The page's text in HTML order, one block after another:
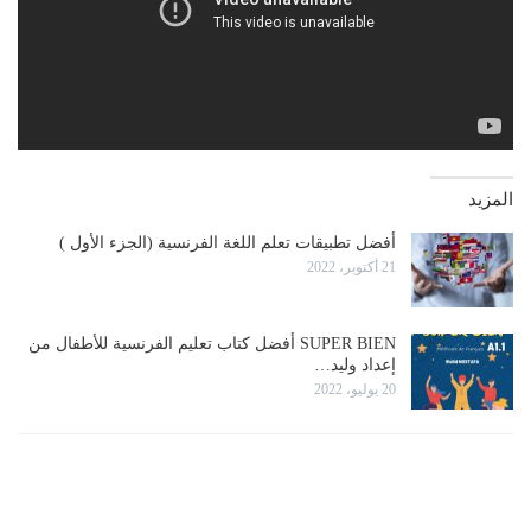
المزيد
أفضل تطبيقات تعلم اللغة الفرنسية (الجزء الأول )
21 أكتوبر، 2022
SUPER BIEN أفضل كتاب تعليم الفرنسية للأطفال من
إعداد وليد…
20 يوليو، 2022